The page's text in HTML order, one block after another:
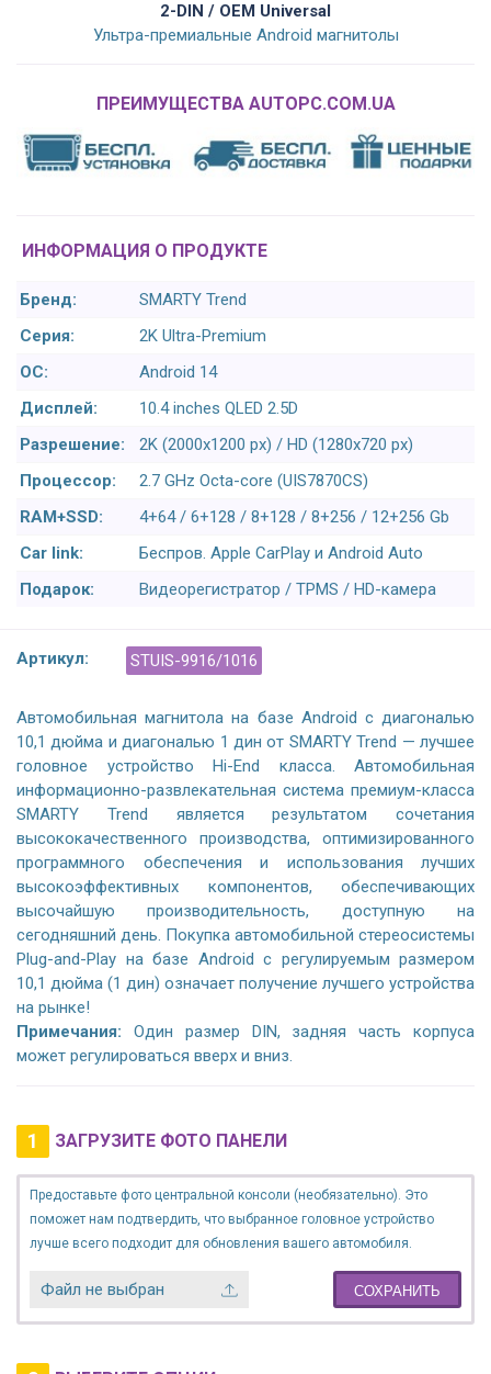
2-DIN / OEM Universal
Ультра-премиальные Android магнитолы
ПРЕИМУЩЕСТВА AUTOPC.COM.UA
ИНФОРМАЦИЯ О ПРОДУКТЕ
Бренд:
SMARTY Trend
Серия:
2K Ultra-Premium
ОС:
Android 14
Дисплей:
10.4 inches QLED 2.5D
Разрешение:
2K (2000x1200 px) / HD (1280x720 px)
Процессор:
2.7 GHz Octa-core (UIS7870CS)
RAM+SSD:
4+64 / 6+128 / 8+128 / 8+256 / 12+256 Gb
Car link:
Беспров. Apple CarPlay и Android Auto
Подарок:
Видеорегистратор / TPMS / HD-камера
Артикул: STUIS-9916/1016
Автомобильная магнитола на базе Android с диагональю
10,1 дюйма и диагональю 1 дин от SMARTY Trend — лучшее
головное устройство Hi-End класса. Автомобильная
информационно-развлекательная система премиум-класса
SMARTY Trend является результатом сочетания
высококачественного производства, оптимизированного
программного обеспечения и использования лучших
высокоэффективных компонентов, обеспечивающих
высочайшую производительность, доступную на
сегодняшний день. Покупка автомобильной стереосистемы
Plug-and-Play на базе Android с регулируемым размером
10,1 дюйма (1 дин) означает получение лучшего устройства
на рынке!
Примечания: Один размер DIN, задняя часть корпуса
может регулироваться вверх и вниз.
1 ЗАГРУЗИТЕ ФОТО ПАНЕЛИ
Предоставьте фото центральной консоли (необязательно). Это
поможет нам подтвердить, что выбранное головное устройство
лучше всего подходит для обновления вашего автомобиля.
Файл не выбран СОХРАНИТЬ